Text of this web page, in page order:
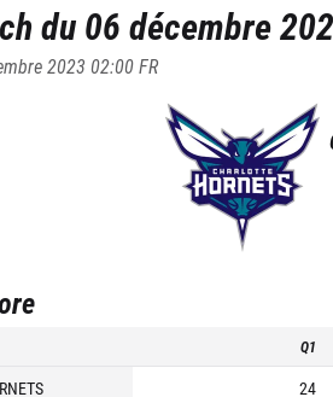
du 06 décembre
2023 02:00FR
Q1
24